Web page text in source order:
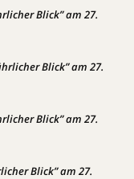
Blick” am 27.
Blick” am 27.
Blick” am 27.
Blick” am 27.